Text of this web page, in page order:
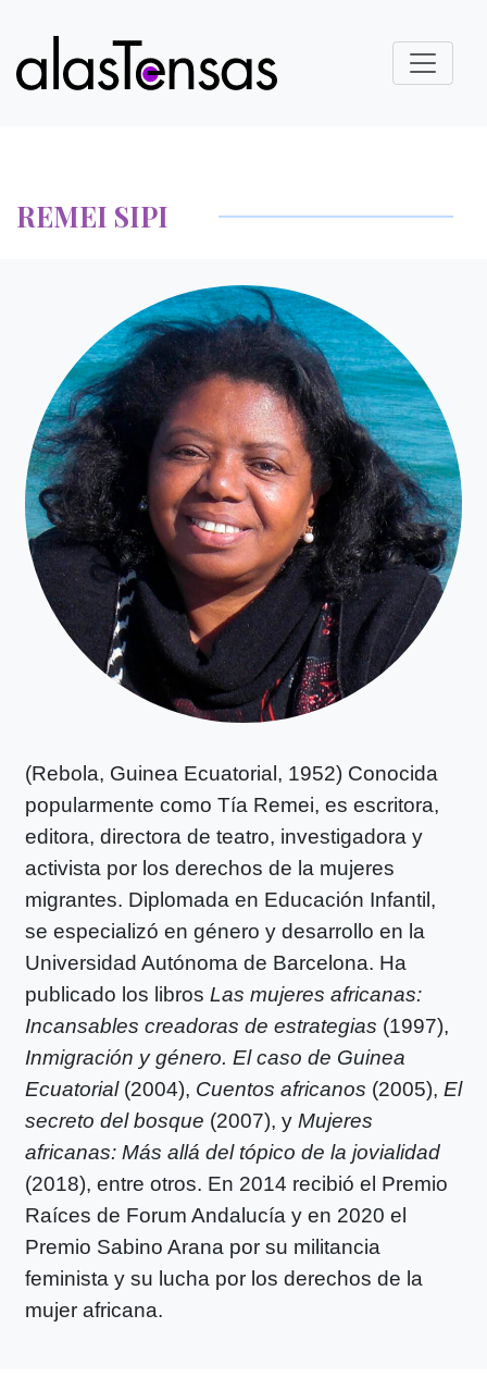
REMEI SIPI
(Rebola, Guinea Ecuatorial, 1952) Conocida
popularmente como Tía Remei, es escritora,
editora, directora de teatro, investigadora y
activista por los derechos de la mujeres
migrantes. Diplomada en Educación Infantil,
se especializó en género y desarrollo en la
Universidad Autónoma de Barcelona. Ha
publicado los libros Las mujeres africanas:
Incansables creadoras de estrategias (1997),
Inmigración y género. El caso de Guinea
Ecuatorial(2004), Cuentos africanos (2005), El
secreto del bosque (2007), y Mujeres
africanas: Más allá del tópico de la jovialidad
(2018), entre otros. En 2014 recibió el Premio
Raíces de Forum Andalucía y en 2020 el
Premio Sabino Arana por su militancia
feminista y su lucha por los derechos de la
mujer africana.